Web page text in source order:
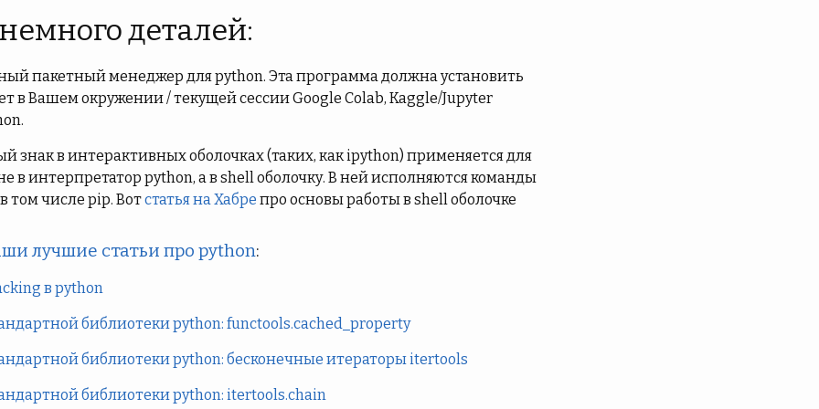
деталей:
пакетный менеджер для python. Эта программа должна установить
в Вашем окружении / текущей сессии Google Colab, Kaggle/Jupyter
знак в интерактивных оболочках (таких, как ipython) применяется для
в интерпретатор python, а в shell оболочку. В ней исполняются команды
том числе pip. Вотстатья на Хабре про основы работы в shell оболочке
лучшие статьи про python:
в python
библиотеки python: functools.cached_property
библиотеки python: бесконечные итераторы itertools
библиотеки python: itertools.chain